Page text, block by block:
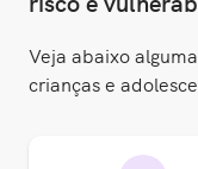
Veja abaixo
crianças e